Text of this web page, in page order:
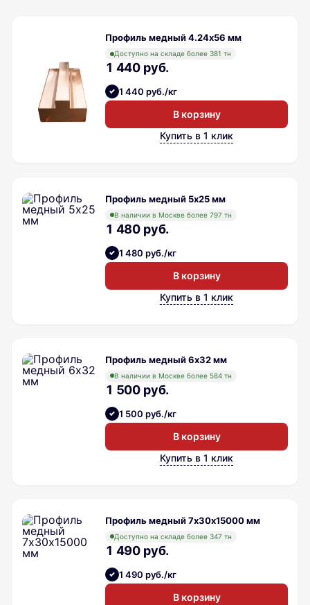
Профиль медный 4.24х56 мм
Доступно на складе более 381 тн
1 440 руб.
1 440 руб./кг
В корзину
Купить в 1 клик
Профиль медный 5х25 мм
В наличии в Москве более 797 тн
1 480 руб.
1 480 руб./кг
В корзину
Купить в 1 клик
Профиль медный 6х32 мм
В наличии в Москве более 584 тн
1 500 руб.
1 500 руб./кг
В корзину
Купить в 1 клик
Профиль медный 7х30х15000 мм
Доступно на складе более 347 тн
1 490 руб.
1 490 руб./кг
В корзину